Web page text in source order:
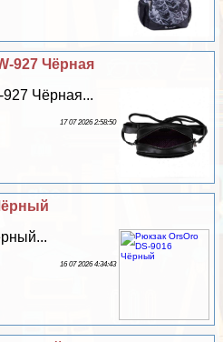
927 Чёрная
Чёрная...
17 07 2026 2:58:50
16 07 2026 4:34:43